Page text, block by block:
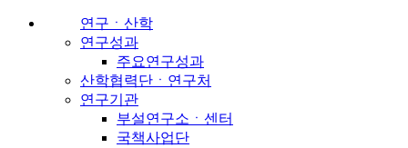
연구ㆍ산학
연구성과
주요연구성과
산학협력단ㆍ연구처
연구기관
부설연구소ㆍ센터
국책사업단